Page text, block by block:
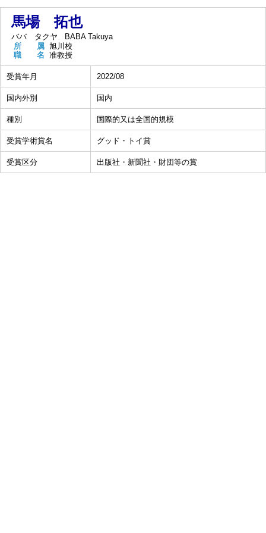
馬場 拓也
ババ タクヤ
BABA Takuya
所 属 旭川校
職 名 准教授
受賞年月 2022/08
国内外別 国内
種別 国際的又は全国的規模
受賞学術賞名 グッド・トイ賞
受賞区分 出版社・新聞社・財団等の賞